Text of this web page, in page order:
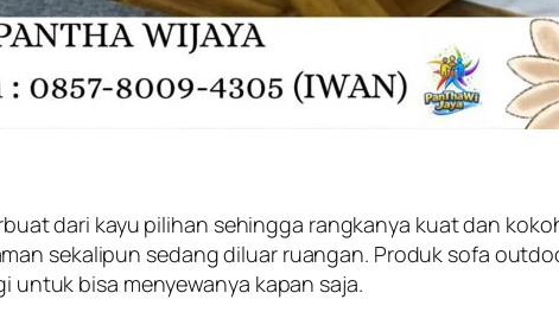
dari kayu pilihan sehingga rangkanya kuat dan
sekalipun sedang diluar ruangan. Produk sofa
untuk bisa menyewanya kapan saja.